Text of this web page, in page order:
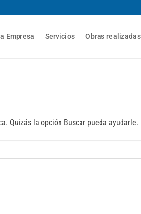
Empresa Servicios Obras realizadas
Quizás la opción Buscar pueda ayudarle.